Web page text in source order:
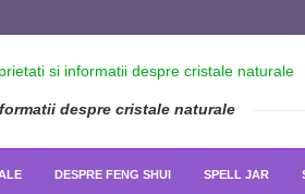
despre cristale naturale
DESPRE FENG SHUI SPELL JAR